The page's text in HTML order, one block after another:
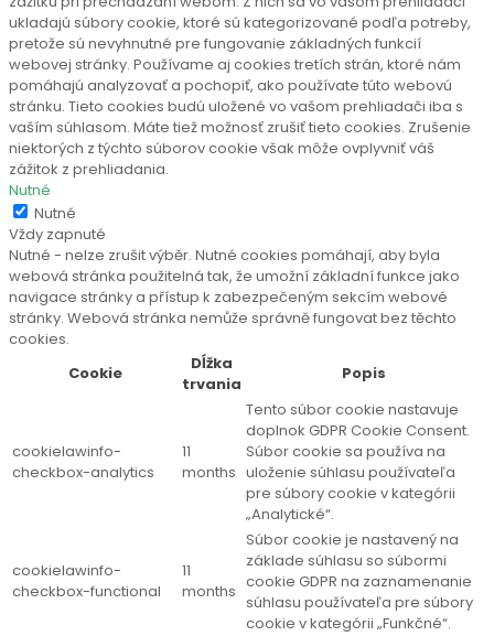
ukladajú súbory cookie, ktoré sú kategorizované podľa potreby,
pretože sú nevyhnutné pre fungovanie základných funkcií
webovej stránky. Používame aj cookies tretích strán, ktoré nám
pomáhajú analyzovať a pochopiť, ako používate túto webovú
stránku. Tieto cookies budú uložené vo vašom prehliadači iba s
vaším súhlasom. Máte tiež možnosť zrušiť tieto cookies. Zrušenie
niektorých z týchto súborov cookie však môže ovplyvniť váš
zážitok z prehliadania.
Nutné
Nutné
Vždy zapnuté
Nutné - nelze zrušit výběr. Nutné cookies pomáhají, aby byla
webová stránka použitelná tak, že umožní základní funkce jako
navigace stránky a přístup k zabezpečeným sekcím webové
stránky. Webová stránka nemůže správně fungovat bez těchto
cookies.
Cookie
Dĺžka
trvania
Popis
cookielawinfo-
checkbox-analytics
11
months
Tento súbor cookie nastavuje
doplnok GDPR Cookie Consent.
Súbor cookie sa používa na
uloženie súhlasu používateľa
pre súbory cookie v kategórii
„Analytické“.
cookielawinfo-
checkbox-functional
11
months
Súbor cookie je nastavený na
základe súhlasu so súbormi
cookie GDPR na zaznamenanie
súhlasu používateľa pre súbory
cookie v kategórii „Funkčné“.